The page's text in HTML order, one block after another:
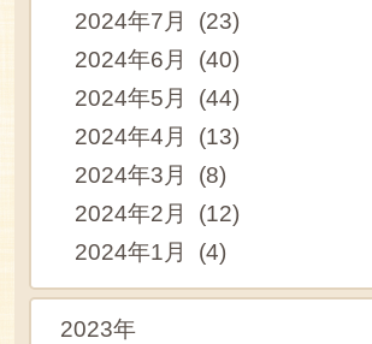
2024年7月 (23)
2024年6月 (40)
2024年5月 (44)
2024年4月 (13)
2024年3月 (8)
2024年2月 (12)
2024年1月 (4)
2023年